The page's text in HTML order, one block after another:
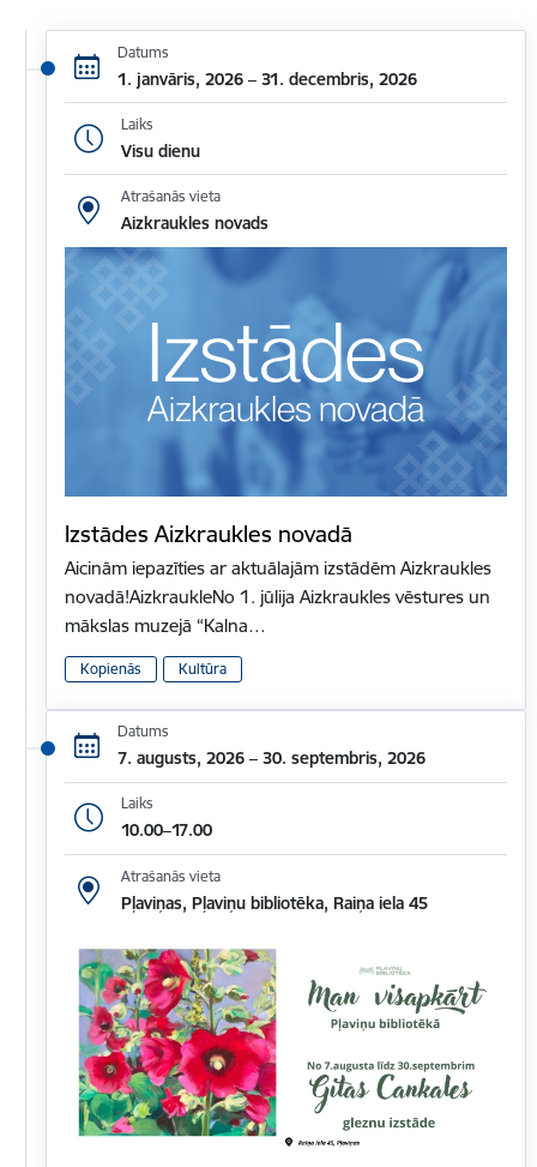
Datums
1. janvāris, 2026 – 31. decembris, 2026
Laiks
Visu dienu
Atrašanās vieta
Aizkraukles novads
Izstādes Aizkraukles novadā
Aicinām iepazīties ar aktuālajām izstādēm Aizkraukles
novadā!AizkraukleNo 1. jūlija Aizkraukles vēstures un
mākslas muzejā “Kalna…
Kopienās Kultūra
Datums
7. augusts, 2026 – 30. septembris, 2026
Laiks
10.00–17.00
Atrašanās vieta
Pļaviņas, Pļaviņu bibliotēka, Raiņa iela 45